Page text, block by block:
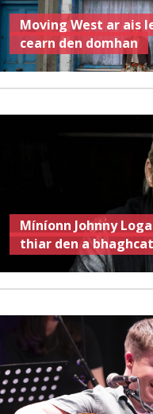
Moving West ar ais
cearn den domhan
Míníonn Johnny
thiar den a